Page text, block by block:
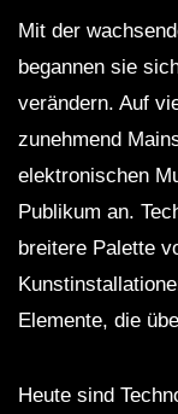
Mit der
begannen sie
verändern. Auf
zunehmend
elektronischen
Publikum an.
breitere Palette
Elemente, die
Heute sind